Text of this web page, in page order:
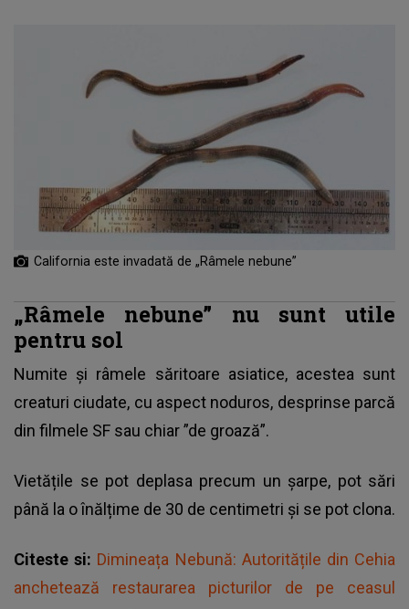
California este invadată de „Râmele nebune”
„Râmele nebune” nu sunt utile
pentru sol
Numite și râmele săritoare asiatice, acestea sunt
creaturi ciudate, cu aspect noduros, desprinse parcă
din filmele SF sau chiar ”de groază”.
Vietățile se pot deplasa precum un șarpe, pot sări
până la o înălțime de 30 de centimetri și se pot clona.
Citeste si: Dimineața Nebună: Autoritățile din Cehia
anchetează restaurarea picturilor de pe ceasul